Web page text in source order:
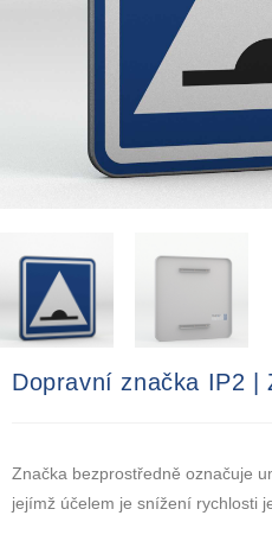
Dopravní značka IP2 |
Značka bezprostředně označuje
jejímž účelem je snížení rychlosti